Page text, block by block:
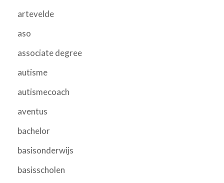
artevelde
aso
associate degree
autisme
autismecoach
aventus
bachelor
basisonderwijs
basisscholen